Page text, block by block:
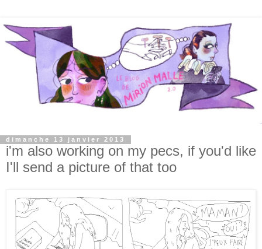
dimanche 13 janvier 2013
i'm also working on my pecs, if you'd like
I'll send a picture of that too